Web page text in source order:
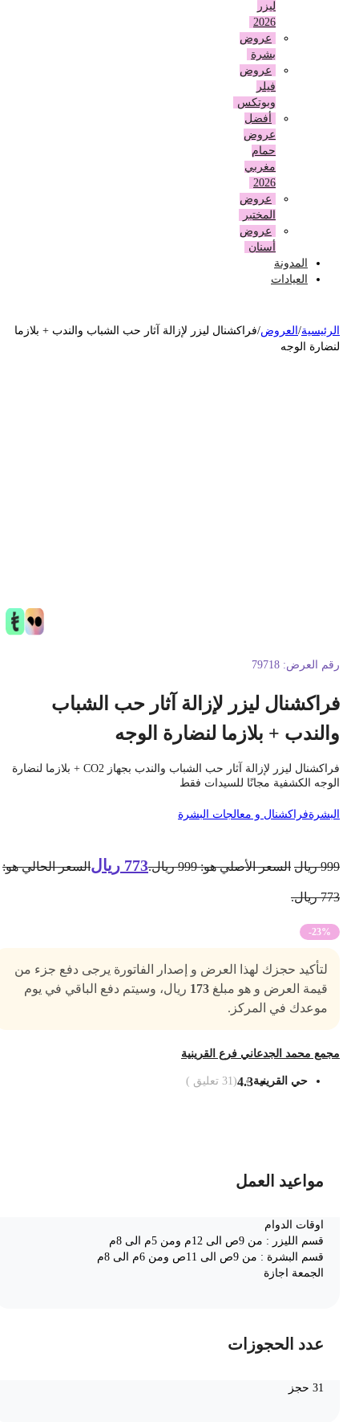
عروض
بشرة
عروض
وبوتكس
أفضل
عروض
حمام
مغربي
عروض
المختبر
عروض
أسنان
المدونة
العيادات
/العروض فراكشنال ليزر لإزالة آثار حب الشباب والندب + بلازما
الوجه
العرض: 79718
ليزر لإزالة آثار حب الشباب
+ بلازما لنضارة الوجه
فراكشنال ليزر لإزالة آثار حب الشباب والندب بجهاز CO2 + بلازما لنضارة
الكشفية مجانًا للسيدات فقط
فراكشنال و معالجات البشرة
ريال السعر الأصلي هو: 999 ريال. 773 ريال السعر الحالي هو:
-23%
لتأكيد حجزك لهذا العرض و إصدار الفاتورة يرجى دفع جزء من
قيمة العرض و هو مبلغ173 ريال، وسيتم دفع الباقي في يوم
موعدك في المركز.
محمد الجدعاني فرع القرينية
حي القرينية4.3
(
31تعليق )
مواعيد العمل
اوقات الدوام
قسم الليزر : من 9ص الى 12م ومن 5م الى 8م
قسم البشرة : من 9ص الى 11ص ومن 6م الى 8م
الجمعة اجازة
عدد الحجوزات